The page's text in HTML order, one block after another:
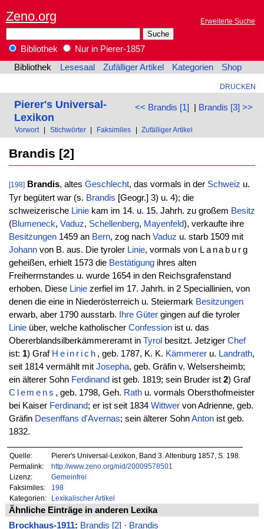
Zeno.org Erweiterte Suche
Bibliothek
Nur in Pierer-1857
Bibliothek
Lesesaal Zufälliger Artikel Kategorien Shop
DRUCKEN
<< Brandis [1] | Brandis [3] >>
Pierer's Universal-
Lexikon
Vorwort Stichwörter Faksimiles Zufälliger Artikel
Brandis [2]
[198] Brandis, altes Geschlecht, das vormals in der Schweiz u.
Tyr begütert war (s. Brandis [Geogr.] 3) u. 4); die
schweizerische Liniekam im 14. u. 15. Jahrh. zu großem Besitz
(Blumeneck, Vaduz, Schellenberg, Mayenfeld), verkaufte ihre
Besitzungen1459 an Bern, zog nach Vaduz u. starb 1509 mit
Johannvon B. aus. Die tyroler Linie, vormals von Lanaburg
geheißen, erhielt 1573 die Bestätigungihres alten
Freiherrnstandes u. wurde 1654 in den Reichsgrafenstand
erhoben. Diese Liniezerfiel im 17. Jahrh. in 2 Speciallinien, von
denen die eine in Niederösterreich u. Steiermark Besitzungen
erwarb, aber 1790 ausstarb.
Ihre Gütergingen auf die tyroler
Linieüber, welche katholischer Confessionist u. das
Obererblandsilberkämmereramt in Tyrol besitzt. Jetziger Chef
ist: 1) Graf Heinrich , geb. 1787, K. K. Kämmerer u. Landrath,
seit 1814 vermählt mit Josepha, geb. Gräfin v. Welsersheimb;
ein älterer Sohn Ferdinand ist geb. 1819; sein Bruder ist 2) Graf
Clemens , geb. 1798, Geh. Rath u. vormals Obersthofmeister
bei Kaiser Ferdinand; er ist seit 1834 Wittwervon Adrienne, geb.
Gräfin Desenffans d'Avernas; sein älterer SohnAntonist geb.
1832.
Quelle:
Pierer's Universal-Lexikon, Band 3. Altenburg 1857, S. 198.
Permalink:
http://www.zeno.org/nid/20009578501
Lizenz:
Gemeinfrei
Faksimiles:
198
Kategorien:
Lexikalischer Artikel
Ähnliche Einträge in anderen Lexika
Brockhaus-1911: Brandis [2] · Brandis